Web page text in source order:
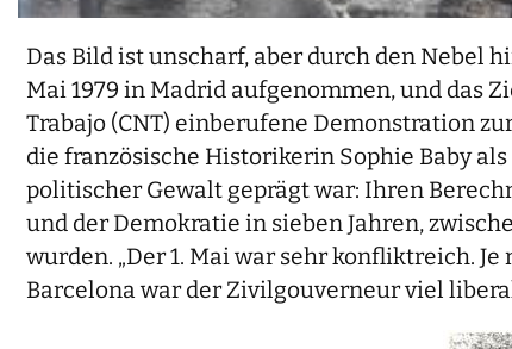
Das Bild ist unscharf, aber durch den Nebel
Mai 1979 in Madrid aufgenommen, und das
Trabajo (CNT) einberufene Demonstration
die französische Historikerin Sophie Baby
politischer Gewalt geprägt war: Ihren
und der Demokratie in sieben Jahren,
wurden. „Der 1. Mai war sehr konfliktreich.
Barcelona war der Zivilgouverneur viel